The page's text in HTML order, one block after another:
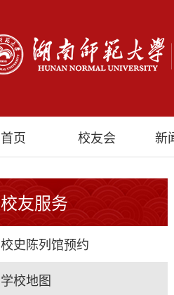
首页 校友会 新
校友服务
校史陈列馆预约
学校地图